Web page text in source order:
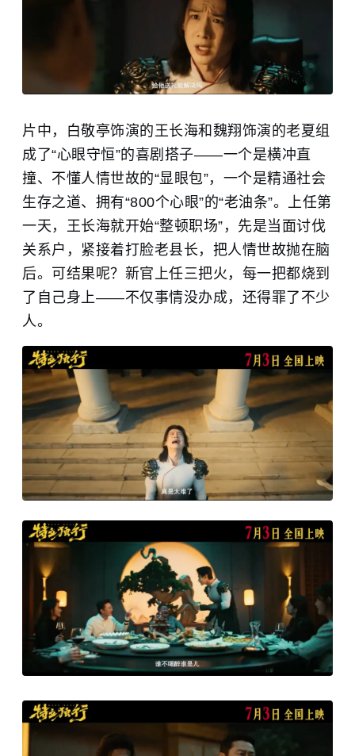
片中，白敬亭饰演的王长海和魏翔饰演的老夏组
成了“心眼守恒”的喜剧搭子——一个是横冲直
撞、不懂人情世故的“显眼包”，一个是精通社会
生存之道、拥有“800个心眼”的“老油条”。上任第
一天，王长海就开始“整顿职场”，先是当面讨伐
关系户，紧接着打脸老县长，把人情世故抛在脑
后。可结果呢？新官上任三把火，每一把都烧到
了自己身上——不仅事情没办成，还得罪了不少
人。